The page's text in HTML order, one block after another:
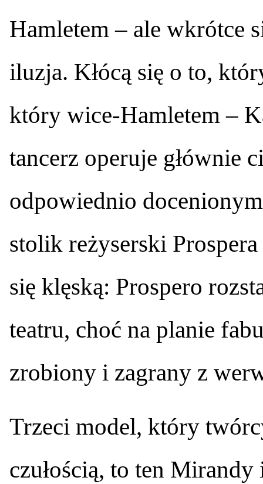
Hamletem – ale wkrótce
iluzja. Kłócą się o to,
który wice-Hamletem –
tancerz operuje głównie
odpowiednio
stolik reżyserski
się klęską: Prospero
teatru, choć na planie
zrobiony i zagrany z
Trzeci model, który
czułością, to ten